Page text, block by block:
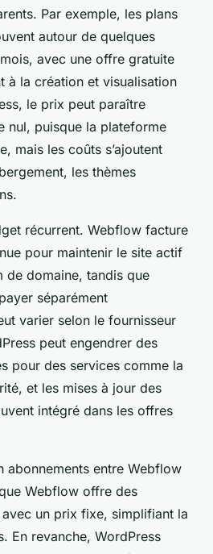
Par exemple, les plans
autour de quelques
avec une offre gratuite
à la création et visualisation
le prix peut paraître
nul, puisque la plateforme
mais les coûts s’ajoutent
les thèmes
récurrent. Webflow facture
pour maintenir le site actif
de domaine, tandis que
séparément
varier selon le fournisseur
peut engendrer des
pour des services comme la
et les mises à jour des
intégré dans les offres
abonnements entre Webflow
Webflow offre des
un prix fixe, simplifiant la
En revanche, WordPress